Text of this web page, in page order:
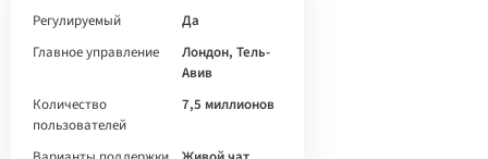
Регулируемый
Да
Главное управление
Лондон, Тель-
Авив
Количество
пользователей
7,5 миллионов